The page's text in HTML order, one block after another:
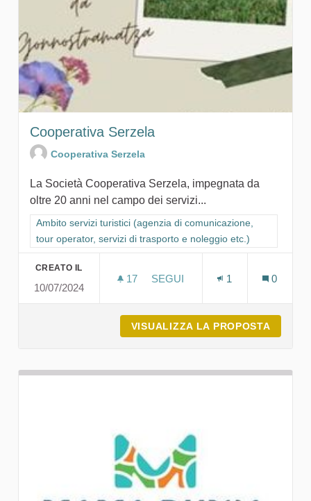
Cooperativa Serzela
Cooperativa Serzela
La Società Cooperativa Serzela, impegnata da
oltre 20 anni nel campo dei servizi...
Filtra i risultati per categoria: Ambito servizi turistici (agenzia
Ambito servizi turistici (agenzia di comunicazione,
tour operator, servizi di trasporto e noleggio etc.)
CREATO IL
10/07/2024
17 17 SOSTENITORI
SEGUI
1 0
VISUALIZZA LA PROPOSTA